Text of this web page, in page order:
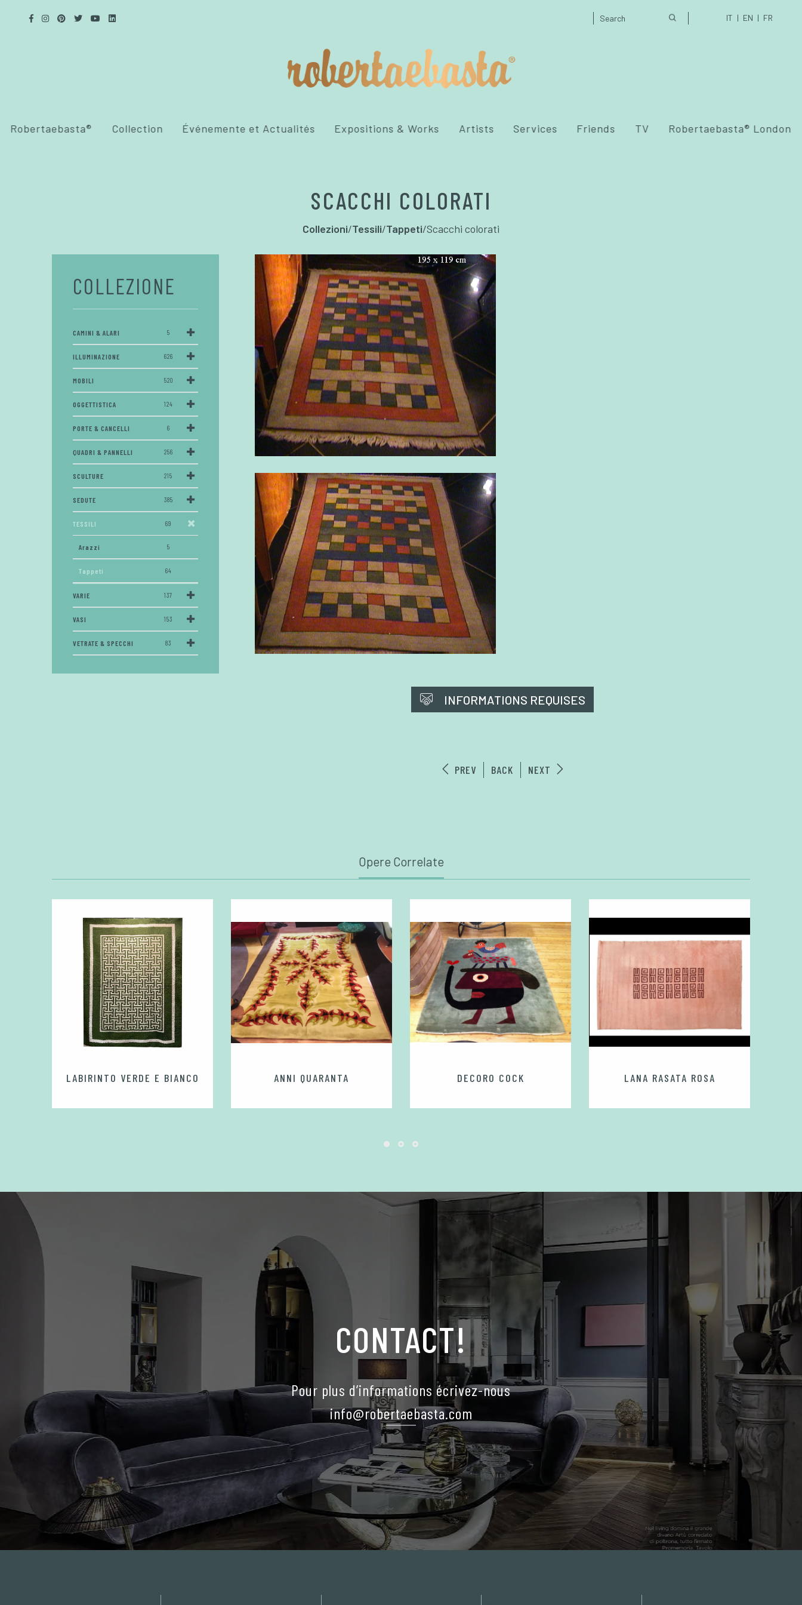
IT EN FR
Robertaebasta® Collection Événemente et Actualités Expositions & Works Artists Services Friends TV Robertaebasta® London
SCACCHI COLORATI
Collezioni/Tessili/Tappeti/Scacchi colorati
INFORMATIONS REQUISES
PREV BACK NEXT
COLLEZIONE
CAMINI & ALARI 5
ILLUMINAZIONE 626
MOBILI 520
OGGETTISTICA 124
PORTE & CANCELLI 6
QUADRI & PANNELLI 256
SCULTURE 215
SEDUTE 385
TESSILI 69
Arazzi 5
Tappeti 64
VARIE 137
VASI 153
VETRATE & SPECCHI 83
Opere Correlate
LABIRINTO VERDE E BIANCO ANNI QUARANTA DECORO COCK LANA RASATA ROSA
CONTACT!
Pour plus d’informations écrivez-nous
info@robertaebasta.com